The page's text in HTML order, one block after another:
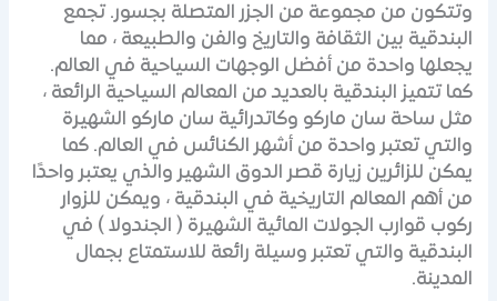
وتتكون من مجموعة من الجزر المتصلة بجسور. تجمع
البندقية بين الثقافة والتاريخ والفن والطبيعة ، مما
يجعلها واحدة من أفضل الوجهات السياحية في العالم.
كما تتميز البندقية بالعديد من المعالم السياحية الرائعة ،
مثل ساحة سان ماركو وكاتدرائية سان ماركو الشهيرة
والتي تعتبر واحدة من أشهر الكنائس في العالم. كما
يمكن للزائرين زيارة قصر الدوق الشهير والذي يعتبر واحدًا
من أهم المعالم التاريخية في البندقية ، ويمكن للزوار
ركوب قوارب الجولات المائية الشهيرة ( الجندولا ) في
البندقية والتي تعتبر وسيلة رائعة للاستمتاع بجمال
المدينة.